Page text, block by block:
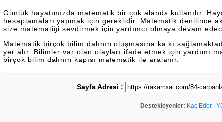
Günlük hayatımızda matematik bir çok alanda kullanılır.
hesaplamaları yapmak için gereklidir. Matematik denilince
size matematiği sevdirmek için yardımcı olmaya devam
Matematik birçok bilim dalının oluşmasına katkı
yer alır. Bilimler var olan olayları ifade etmek için yardımı
birçok bilim dalının kapısı matematik ile aralanır.
Sayfa Adresi :
Destekleyenler: Kaç Eder